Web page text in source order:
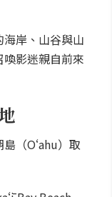
海岸、山谷與山
影迷親自前來
（Oʻahu）取